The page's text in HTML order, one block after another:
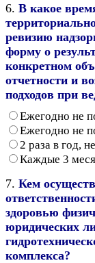
6. В какое
ревизию
форму о
конкретном
отчетности и
подходов при
Ежегодно не
Ежегодно не
2 раза в год,
Каждые 3
7. Кем
здоровью
юридических
комплекса?